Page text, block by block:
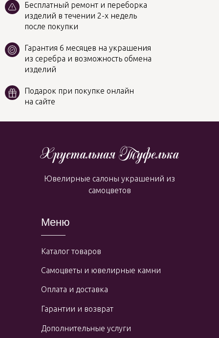
Бесплатный ремонт и переборка
изделий в течении 2-х недель
после покупки
Гарантия 6 месяцев на украшения
из серебра и возможность обмена
изделий
Подарок при покупке онлайн
на сайте
Меню
Каталог товаров
Самоцветы и ювелирные камни
Оплата и доставка
Ювелирные салоны украшений из
самоцветов
Гарантии и возврат
Дополнительные услуги